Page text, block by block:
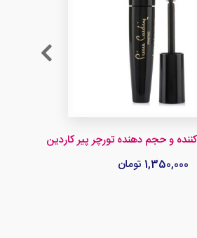
و حجم دهنده تورچر پیر کاردین
1,350,000 تومان